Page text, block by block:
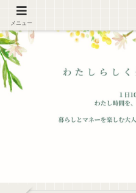
メニュー